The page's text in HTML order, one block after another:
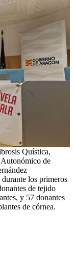
Quística,
de
los primeros
de tejido
y 57 donantes
de córnea.